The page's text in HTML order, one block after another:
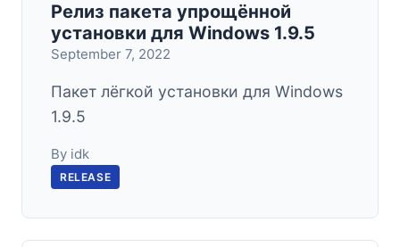
Релиз пакета упрощённой
установки для Windows 1.9.5
September 7, 2022
Пакет лёгкой установки для Windows
1.9.5
By idk
RELEASE